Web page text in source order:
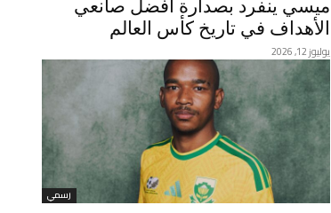
ميسي ينفرد بصدارة أفضل صانعي
الأهداف في تاريخ كأس العالم
يوليوز 12, 2026
رسمي